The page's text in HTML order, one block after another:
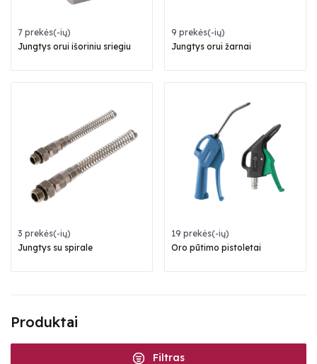
7 prekės(-ių)
Jungtys orui išoriniu sriegiu
9 prekės(-ių)
Jungtys orui žarnai
3 prekės(-ių)
Jungtys su spirale
19 prekės(-ių)
Oro pūtimo pistoletai
Produktai
Filtras